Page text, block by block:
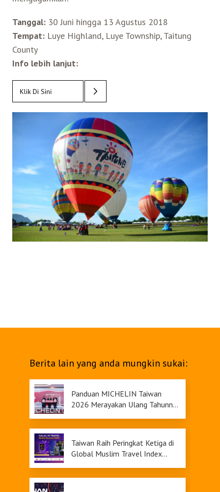
Tanggal:30 Juni hingga 13 Agustus 2018
Tempat:Luye Highland, Luye Township, Taitung
County
Info lebih lanjut:
Berita lain yang anda mungkin sukai:
Panduan MICHELIN Taiwan
2026 Merayakan Ulang Tahunnya
Taiwan Raih Peringkat Ketiga di
Global Muslim Travel Index
Pariwisata yang Inklusif